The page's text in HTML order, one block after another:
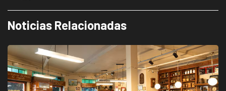
Noticias Relacionadas